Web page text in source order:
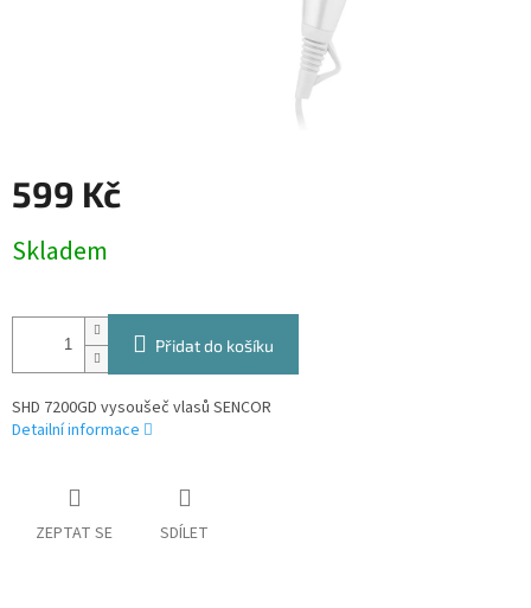
599 Kč
cena:
Skladem
Přidat do košíku
SHD 7200GD vysoušeč vlasů SENCOR
Detailní informace
ZEPTAT SE SDÍLET